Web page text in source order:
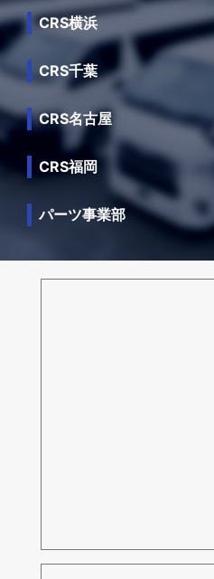
CRS横浜
CRS千葉
CRS名古屋
CRS福岡
パーツ事業部